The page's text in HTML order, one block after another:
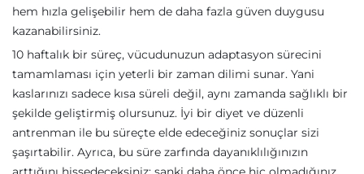
hem hızla gelişebilir hem de daha fazla güven duygusu
kazanabilirsiniz.
10 haftalık bir süreç, vücudunuzun adaptasyon sürecini
tamamlaması için yeterli bir zaman dilimi sunar. Yani
kaslarınızı sadece kısa süreli değil, aynı zamanda sağlıklı bir
şekilde geliştirmiş olursunuz. İyi bir diyet ve düzenli
antrenman ile bu süreçte elde edeceğiniz sonuçlar sizi
şaşırtabilir. Ayrıca, bu süre zarfında dayanıklılığınızın